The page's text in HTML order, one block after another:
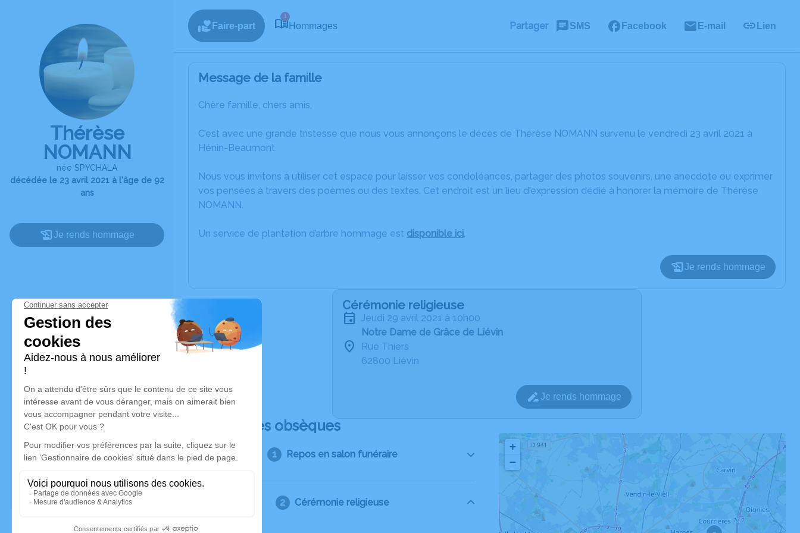
Thérèse
NOMANN
née SPYCHALA
décédée le 23 avril 2021 à l'âge de 92
ans
Je rends hommage
Faire-part
1
Hommages Partager SMS Facebook E-mail Lien
Message de la famille
Chère famille, chers amis,
C’est avec une grande tristesse que nous vous annonçons le décès de Thérèse NOMANN survenu le vendredi 23 avril 2021 à
Hénin-Beaumont.
Nous vous invitons à utiliser cet espace pour laisser vos condoléances, partager des photos souvenirs, une anecdote ou exprimer
vos pensées à travers des poèmes ou des textes. Cet endroit est un lieu d'expression dédié à honorer la mémoire de Thérèse
NOMANN.
Un service de plantation d’arbre hommage est disponible ici.
Je rends hommage
Cérémonie religieuse
jeudi 29 avril 2021 à 10h00
Notre Dame de Grâce de Liévin
Rue Thiers
62800 Liévin
Je rends hommage
Déroulé des obsèques
Repos en salon funéraire
Cérémonie religieuse
+
−